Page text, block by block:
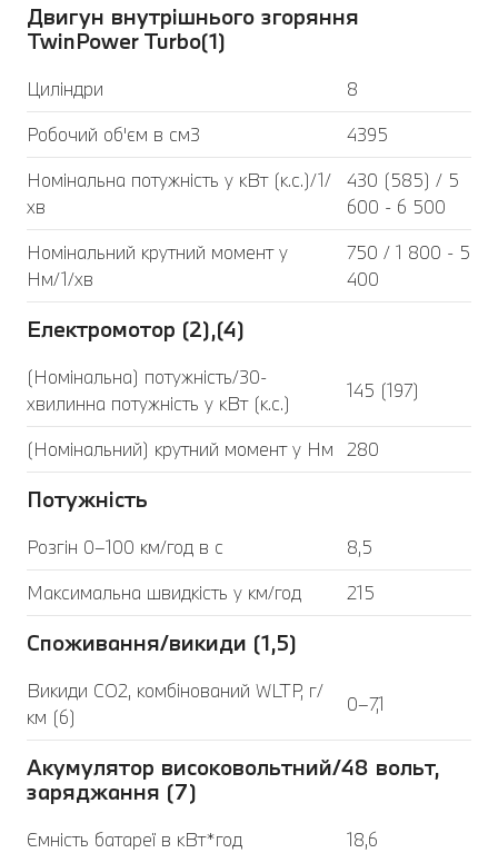
Двигун внутрішнього згоряння
TwinPower Turbo(1)
Циліндри
8
Робочий об'єм в см3
4395
Номінальна потужність у кВт (к.с.)/1/
хв
430 (585) / 5
600 - 6 500
Номінальний крутний момент у
Нм/1/хв
750 / 1 800 - 5
400
Електромотор (2),(4)
(Номінальна) потужність/30-
хвилинна потужність у кВт (к.с.)
145 (197)
(Номінальний) крутний момент у Нм 280
Потужність
Розгін 0–100 км/год в с
8,5
Максимальна швидкість у км/год
215
Споживання/викиди (1,5)
Викиди CO2, комбінований WLTP, г/
км (6)
0–7,1
Акумулятор високовольтний/48 вольт,
заряджання (7)
Ємність батареї в кВт*год
18,6